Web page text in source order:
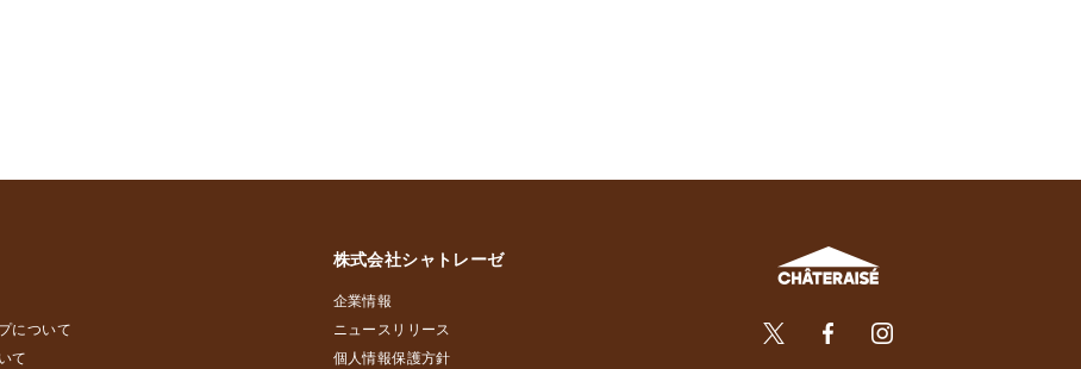
について
て
株式会社シャトレーゼ
企業情報
ニュースリリース
個人情報保護方針